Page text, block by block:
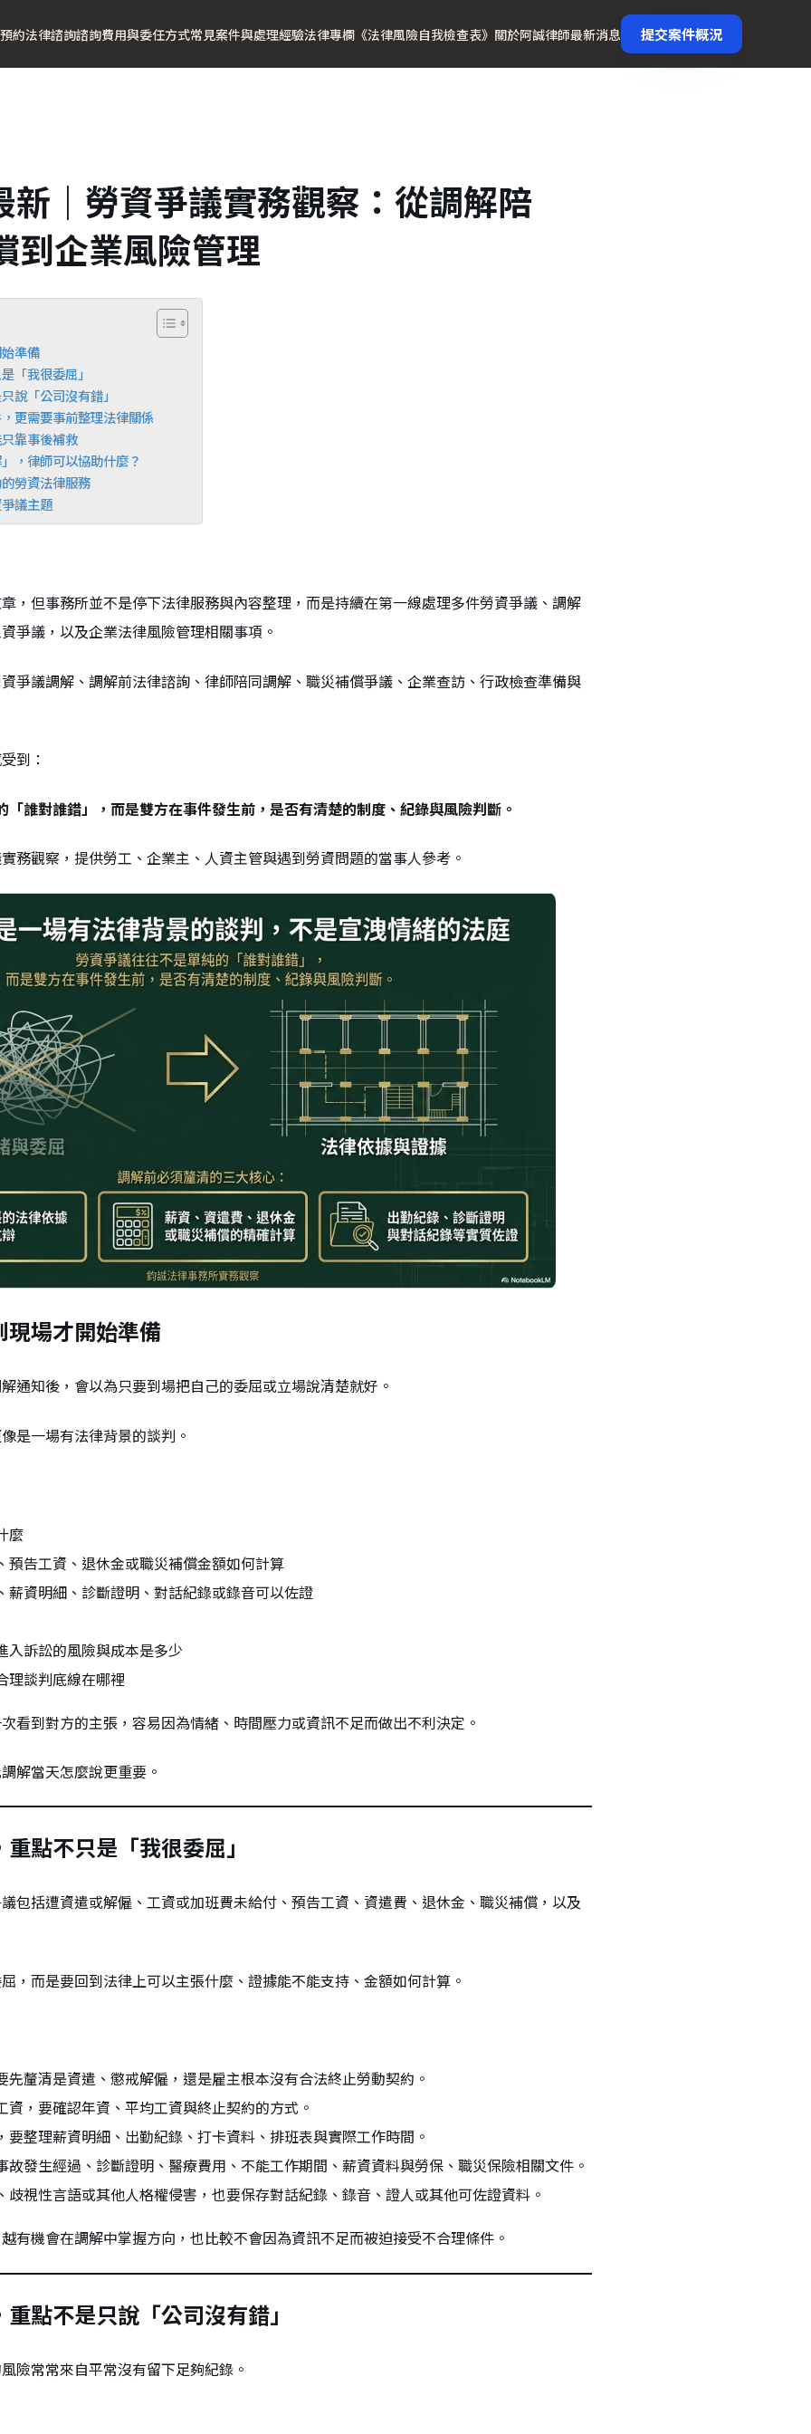
預約法律諮詢諮詢費用與委任方式常見案件與處理經驗法律專欄 《法律風險自我檢查表》 關於阿誠律師最新消息 提交案件概況
｜勞資爭議實務觀察：從調解陪
到企業風險管理
準備
「我很委屈」
說「公司沒有錯」
更需要事前整理法律關係
靠事後補救
，律師可以協助什麼？
勞資法律服務
議主題
，但事務所並不是停下法律服務與內容整理，而是持續在第一線處理多件勞資爭議、調解
爭議，以及企業法律風險管理相關事項。
爭議調解、調解前法律諮詢、律師陪同調解、職災補償爭議、企業查訪、行政檢查準備與
到：
「誰對誰錯」，而是雙方在事件發生前，是否有清楚的制度、紀錄與風險判斷。
務觀察，提供勞工、企業主、人資主管與遇到勞資問題的當事人參考。
場才開始準備
通知後，會以為只要到場把自己的委屈或立場說清楚就好。
是一場有法律背景的談判。
麼
預告工資、退休金或職災補償金額如何計算
薪資明細、診斷證明、對話紀錄或錄音可以佐證
入訴訟的風險與成本是多少
理談判底線在哪裡
看到對方的主張，容易因為情緒、時間壓力或資訊不足而做出不利決定。
解當天怎麼說更重要。
點不只是「我很委屈」
包括遭資遣或解僱、工資或加班費未給付、預告工資、資遣費、退休金、職災補償，以及
，而是要回到法律上可以主張什麼、證據能不能支持、金額如何計算。
先釐清是資遣、懲戒解僱，還是雇主根本沒有合法終止勞動契約。
資，要確認年資、平均工資與終止契約的方式。
要整理薪資明細、出勤紀錄、打卡資料、排班表與實際工作時間。
故發生經過、診斷證明、醫療費用、不能工作期間、薪資資料與勞保、職災保險相關文件。
歧視性言語或其他人格權侵害，也要保存對話紀錄、錄音、證人或其他可佐證資料。
有機會在調解中掌握方向，也比較不會因為資訊不足而被迫接受不合理條件。
點不是只說「公司沒有錯」
險常常來自平常沒有留下足夠紀錄。